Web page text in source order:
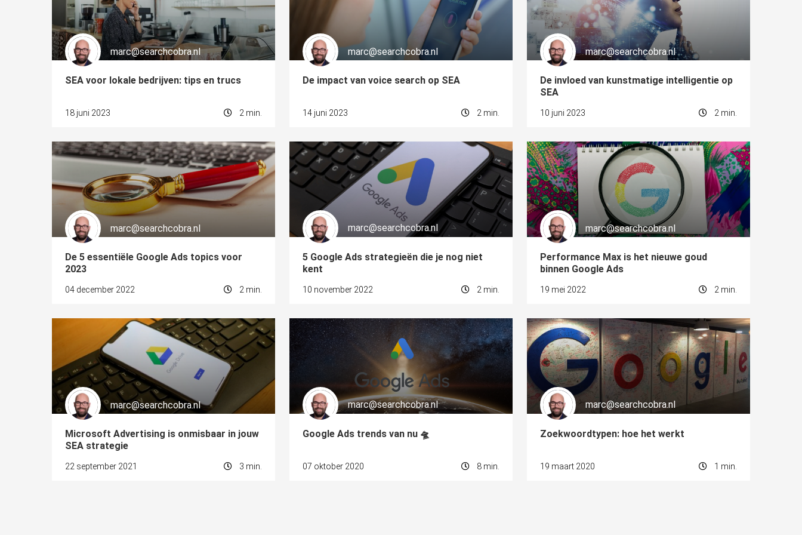
marc@searchcobra.nl
SEA voor lokale bedrijven: tips en trucs
18 juni 2023 2 min.
marc@searchcobra.nl
De impact van voice search op SEA
14 juni 2023 2 min.
marc@searchcobra.nl
De invloed van kunstmatige intelligentie op
SEA
10 juni 2023 2 min.
marc@searchcobra.nl
De 5 essentiële Google Ads topics voor
2023
04 december 2022 2 min.
marc@searchcobra.nl
5 Google Ads strategieën die je nog niet
kent
10 november 2022 2 min.
marc@searchcobra.nl
Performance Max is het nieuwe goud
binnen Google Ads
19 mei 2022 2 min.
marc@searchcobra.nl
Microsoft Advertising is onmisbaar in jouw
SEA strategie
22 september 2021 3 min.
marc@searchcobra.nl
Google Ads trends van nu 🛸
07 oktober 2020 8 min.
marc@searchcobra.nl
Zoekwoordtypen: hoe het werkt
19 maart 2020 1 min.
opslaan